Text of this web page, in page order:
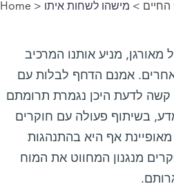
You are here
Home > החיים > מישהו לשחות איתו
מניע אותנו המרכיב
אחרים. אמנם הדחף לבלות עם
קשה לדעת היכן נגמרת תרומתם
בשיתוף פעולה עם חוקרים
אף היא בהתנהגות
מנגנון המחווט את המוח